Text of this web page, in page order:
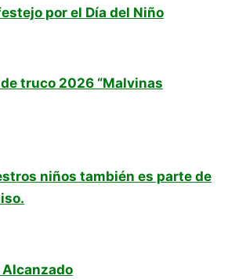
por el Día del Niño
truco 2026 “Malvinas
niños también es parte de